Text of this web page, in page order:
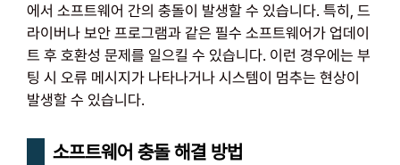
에서 소프트웨어 간의 충돌이 발생할 수 있습니다. 특히, 드
라이버나 보안 프로그램과 같은 필수 소프트웨어가 업데이
트 후 호환성 문제를 일으킬 수 있습니다. 이런 경우에는 부
팅 시 오류 메시지가 나타나거나 시스템이 멈추는 현상이
발생할 수 있습니다.
소프트웨어 충돌 해결 방법